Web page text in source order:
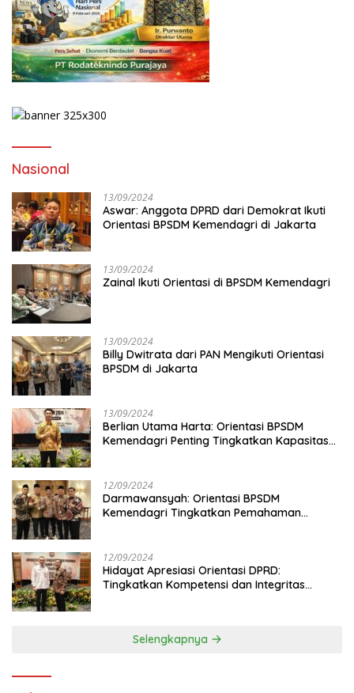
Nasional
13/09/2024
Aswar: Anggota DPRD dari Demokrat Ikuti
Orientasi BPSDM Kemendagri di Jakarta
13/09/2024
Zainal Ikuti Orientasi di BPSDM Kemendagri
13/09/2024
Billy Dwitrata dari PAN Mengikuti Orientasi
BPSDM di Jakarta
13/09/2024
Berlian Utama Harta: Orientasi BPSDM
Kemendagri Penting Tingkatkan Kapasitas
12/09/2024
Darmawansyah: Orientasi BPSDM
Kemendagri Tingkatkan Pemahaman
12/09/2024
Hidayat Apresiasi Orientasi DPRD:
Tingkatkan Kompetensi dan Integritas
Selengkapnya